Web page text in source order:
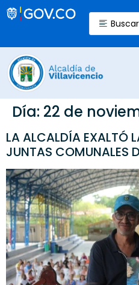
Día: 22 de
LA ALCALDÍA EXALTÓ
JUNTAS COMUNALES